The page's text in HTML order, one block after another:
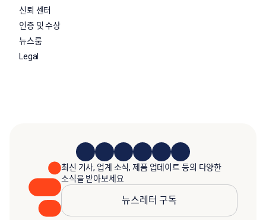
신뢰 센터
인증 및 수상
뉴스룸
Legal
최신 기사, 업계 소식, 제품 업데이트 등의 다양한
소식을 받아보세요
뉴스레터 구독